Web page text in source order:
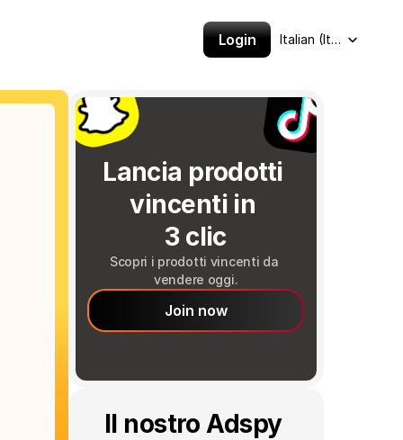
Login
Select Language
Italian (Italy)
Lancia prodotti
vincenti in
3 clic
Scopri i prodotti vincenti da
vendere oggi.
Join now
Il nostro Adspy